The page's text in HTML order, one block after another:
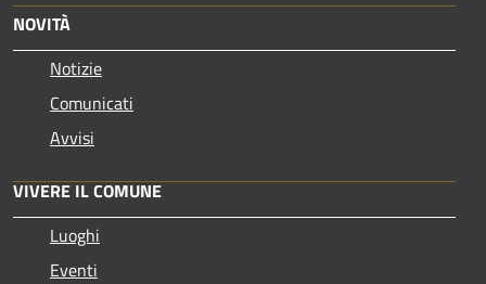
NOVITÀ
Notizie
Comunicati
Avvisi
VIVERE IL COMUNE
Luoghi
Eventi